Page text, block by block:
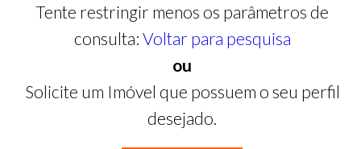
Tente restringir menos os parâmetros de
consulta: Voltar para pesquisa
ou
Solicite um Imóvel que possuem o seu perfil
desejado.